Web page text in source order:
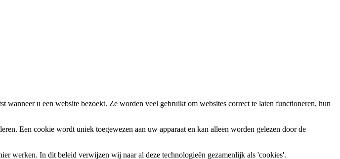
u een website bezoekt. Ze worden veel gebruikt om websites correct te laten functioneren, hun
Een cookie wordt uniek toegewezen aan uw apparaat en kan alleen worden gelezen door de
werken. In dit beleid verwijzen wij naar al deze technologieën gezamenlijk als 'cookies'.